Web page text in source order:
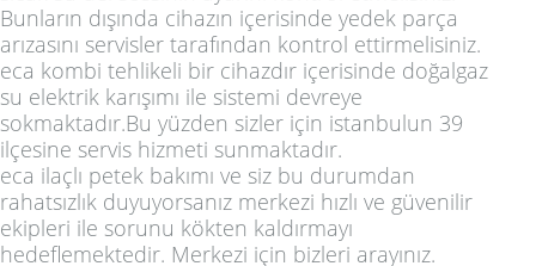
Bunların dışında cihazın içerisinde yedek parça
arızasını servisler tarafından kontrol ettirmelisiniz.
eca kombi tehlikeli bir cihazdır içerisinde doğalgaz
su elektrik karışımı ile sistemi devreye
sokmaktadır.Bu yüzden sizler için istanbulun 39
ilçesine servis hizmeti sunmaktadır.
eca ilaçlı petek bakımı ve siz bu durumdan
rahatsızlık duyuyorsanız merkezi hızlı ve güvenilir
ekipleri ile sorunu kökten kaldırmayı
hedeflemektedir. Merkezi için bizleri arayınız.